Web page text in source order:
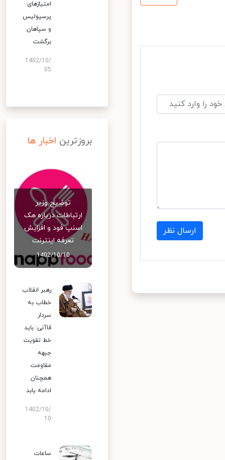
ارسال نظر
امتیازهای
پرسپولیس
و سپاهان
برگشت
1402/10/
05
بروزترین اخبار ها
توضیح وزیر
ارتباطات درباره هک
اسنپ‌ فود و افزایش
تعرفه اینترنت
1402/10/10
رهبر انقلاب
خطاب به
سردار
قاآنی: باید
خط تقویت
جبهه
مقاومت
همچنان
ادامه یابد
1402/10/
10
ساعات